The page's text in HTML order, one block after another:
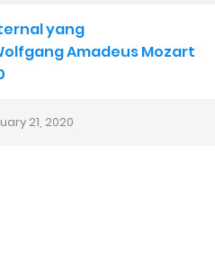
Sebagai Instrumen Musik
ke Depan: Akankah Musik
yang
Amadeus Mozart
21, 2020